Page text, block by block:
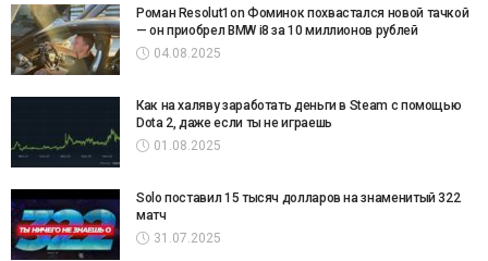
Роман Resolut1on Фоминок похвастался новой тачкой
— он приобрел BMW i8 за 10 миллионов рублей
04.08.2025
Как на халяву заработать деньги в Steam с помощью
Dota 2, даже если ты не играешь
01.08.2025
Solo поставил 15 тысяч долларов на знаменитый 322
матч
31.07.2025